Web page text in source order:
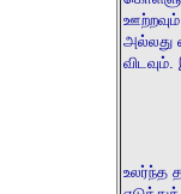
அல்லது
உலர்ந்த